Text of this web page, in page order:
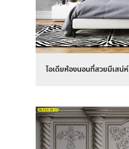
ไอเดียห้องนอนที่สวยมีเสน่ห์